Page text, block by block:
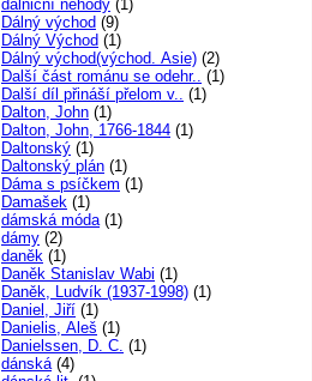
dálniční nehody (1)
Dálný východ (9)
Dálný Východ (1)
Dálný východ(východ. Asie) (2)
Další část románu se odehr.. (1)
Další díl přináší přelom v.. (1)
Dalton, John (1)
Dalton, John, 1766-1844 (1)
Daltonský (1)
Daltonský plán (1)
Dáma s psíčkem (1)
Damašek (1)
dámská móda(1)
dámy (2)
daněk (1)
Daněk Stanislav Wabi (1)
Daněk, Ludvík (1937-1998) (1)
Daniel, Jiří (1)
Danielis, Aleš (1)
Danielssen, D. C. (1)
dánská(4)